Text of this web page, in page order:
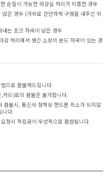
손질이 가능한 마감실 처리가 미흡한 경우
은 경우 (가위로 간단하게 구멍을 내주신 뒤
는 초크 자국이 남은 경우
감 처리에서 생긴 소량의 본드 자국이 있는 경
으로 환불해드립니다
드)로의 환불은 불가합니다.
환불시, 통신사 정책상 핸드폰 취소가 되지않
다.
청시 적립금이 우선적으로 환원됩니다.